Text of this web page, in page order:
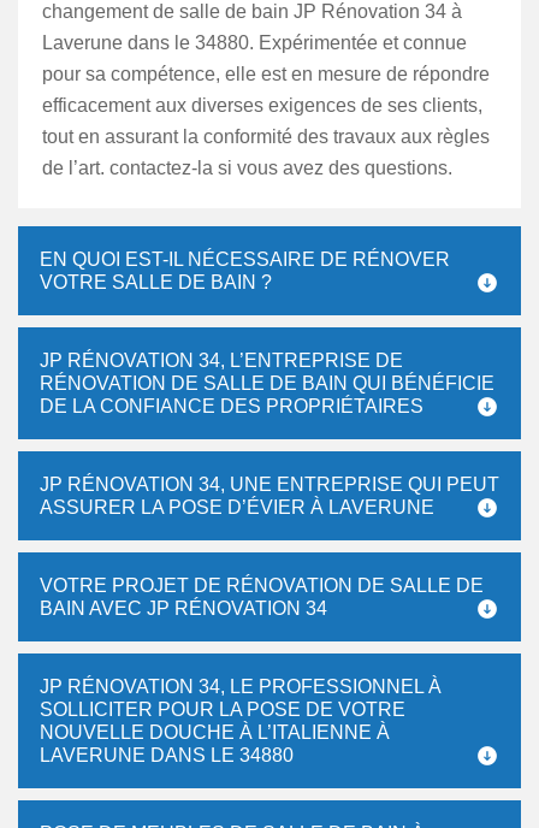
changement de salle de bain JP Rénovation 34 à
Laverune dans le 34880. Expérimentée et connue
pour sa compétence, elle est en mesure de répondre
efficacement aux diverses exigences de ses clients,
tout en assurant la conformité des travaux aux règles
de l’art. contactez-la si vous avez des questions.
EN QUOI EST-IL NÉCESSAIRE DE RÉNOVER
VOTRE SALLE DE BAIN ?
JP RÉNOVATION 34, L’ENTREPRISE DE
RÉNOVATION DE SALLE DE BAIN QUI BÉNÉFICIE
DE LA CONFIANCE DES PROPRIÉTAIRES
JP RÉNOVATION 34, UNE ENTREPRISE QUI PEUT
ASSURER LA POSE D’ÉVIER À LAVERUNE
VOTRE PROJET DE RÉNOVATION DE SALLE DE
BAIN AVEC JP RÉNOVATION 34
JP RÉNOVATION 34, LE PROFESSIONNEL À
SOLLICITER POUR LA POSE DE VOTRE
NOUVELLE DOUCHE À L’ITALIENNE À
LAVERUNE DANS LE 34880